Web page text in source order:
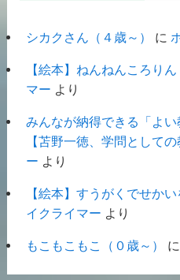
シカクさん（４歳～） に
【絵本】ねんねんころりん
マー より
みんなが納得できる「よ
【苫野一徳、学問としての
ー より
【絵本】すうがくでせか
イクライマー より
もこもこもこ（０歳～） に